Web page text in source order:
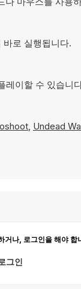
로 실행됩니다.
레이할 수 있습니
, Undead
거나, 로그인을 해야 합
그인